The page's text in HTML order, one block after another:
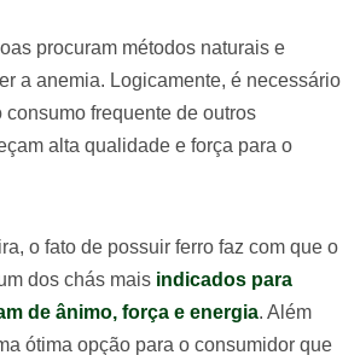
procuram métodos naturais e
a anemia. Logicamente, é necessário
consumo frequente de outros
alta qualidade e força para o
o fato de possuir ferro faz com que o
dos chás mais indicados para
de ânimo, força e energia. Além
ótima opção para o consumidor que